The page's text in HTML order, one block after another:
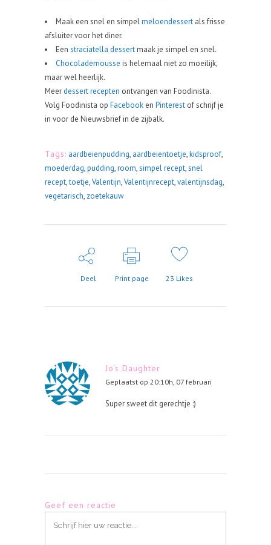
Maak een snel en simpelmeloendessert als frisse
afsluiter voor het diner.
Een straciatella dessertmaak je simpel en snel.
Chocolademousse is helemaal niet zo moeilijk,
maar wel heerlijk.
Meer dessert recepten ontvangen van Foodinista.
Volg Foodinista op Facebook en Pinterest of schrijf je
in voor de Nieuwsbrief in de zijbalk.
Tags: aardbeienpudding, aardbeientoetje,kidsproof,
moederdag,pudding,room,simpel recept,snel
recept,toetje,Valentijn,Valentijnrecept,valentijnsdag,
vegetarisch, zoetekauw
Deel Print page 23 Likes
Jo's Daughter
Geplaatst op 20:10h, 07 februari
Super sweet dit gerechtje :)
Geef een reactie